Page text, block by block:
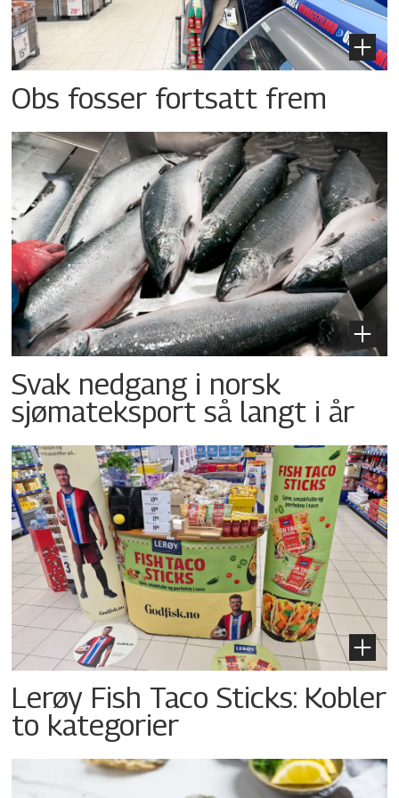
Obs fosser fortsatt frem
Svak nedgang i norsk
sjømateksport så langt i år
Lerøy Fish Taco Sticks: Kobler
to kategorier